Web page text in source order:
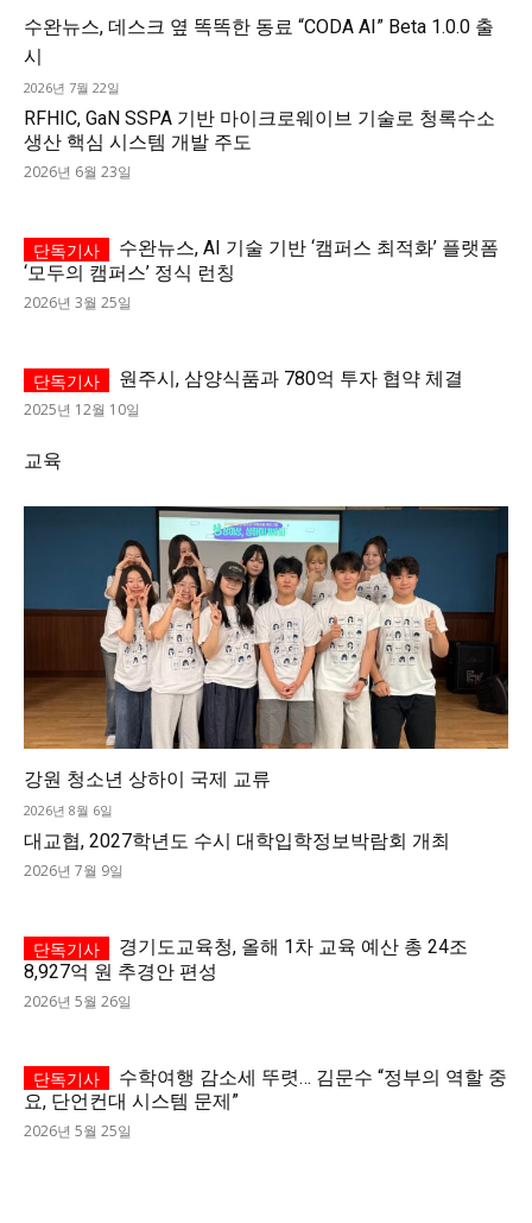
수완뉴스, 데스크 옆 똑똑한 동료 “CODA AI” Beta 1.0.0 출
시
2026년 7월 22일
RFHIC, GaN SSPA 기반 마이크로웨이브 기술로 청록수소
생산 핵심 시스템 개발 주도
2026년 6월 23일
수완뉴스, AI 기술 기반 ‘캠퍼스 최적화’ 플랫폼
‘모두의 캠퍼스’ 정식 런칭
2026년 3월 25일
원주시, 삼양식품과 780억 투자 협약 체결
2025년 12월 10일
교육
강원 청소년 상하이 국제 교류
2026년 8월 6일
대교협, 2027학년도 수시 대학입학정보박람회 개최
2026년 7월 9일
경기도교육청, 올해 1차 교육 예산 총 24조
8,927억 원 추경안 편성
2026년 5월 26일
수학여행 감소세 뚜렷… 김문수 “정부의 역할 중
요, 단언컨대 시스템 문제”
2026년 5월 25일